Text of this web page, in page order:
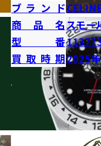
ブランド
商品名スモー
型番
買取時期2025